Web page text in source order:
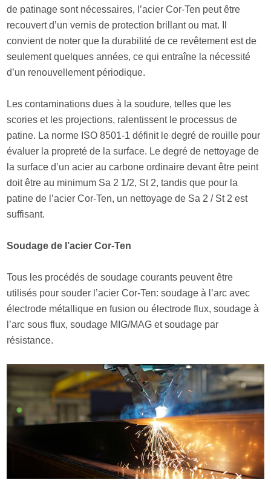
de patinage sont nécessaires, l’acier Cor-Ten peut être
recouvert d’un vernis de protection brillant ou mat. Il
convient de noter que la durabilité de ce revêtement est de
seulement quelques années, ce qui entraîne la nécessité
d’un renouvellement périodique.
Les contaminations dues à la soudure, telles que les
scories et les projections, ralentissent le processus de
patine. La norme ISO 8501-1 définit le degré de rouille pour
évaluer la propreté de la surface. Le degré de nettoyage de
la surface d’un acier au carbone ordinaire devant être peint
doit être au minimum Sa 2 1/2, St 2, tandis que pour lа
patine de l’acier Cor-Ten, un nettoyage de Sa 2 / St 2 est
suffisant.
Soudage de l’acier Cor-Ten
Tous les procédés de soudage courants peuvent être
utilisés pour souder l’acier Cor-Ten: soudage à l’arc avec
électrode métallique en fusion ou électrode flux, soudage à
l’arc sous flux, soudage MIG/MAG et soudage par
résistance.